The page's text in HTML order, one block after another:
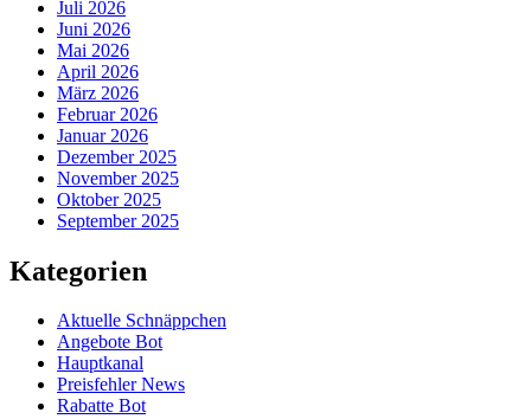
Juli 2026
Juni 2026
Mai 2026
April 2026
März 2026
Februar 2026
Januar 2026
Dezember 2025
November 2025
Oktober 2025
September 2025
Kategorien
Aktuelle Schnäppchen
Angebote Bot
Hauptkanal
Preisfehler News
Rabatte Bot